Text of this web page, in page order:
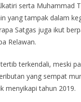
serta Muhammad
yang tampak dalam
Satgas juga ikut
Relawan.
terkendali, meski
yang sempat
menyikapi tahun 2019.